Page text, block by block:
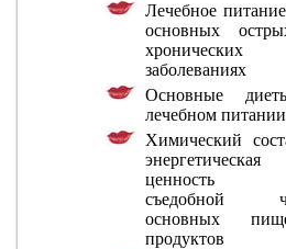
Лечебное
основных
хронических
заболеваниях
Основные
лечебном питании
Химический
энергетическая
ценность
съедобной
основных
продуктов